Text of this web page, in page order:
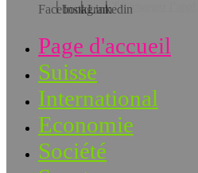
Téléchargez l’app!
Page d'accueil
Suisse
International
Economie
Société